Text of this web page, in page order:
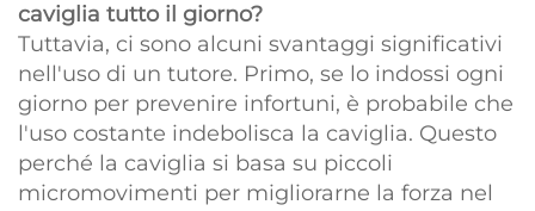
caviglia tutto il giorno?
Tuttavia, ci sono alcuni svantaggi significativi
nell'uso di un tutore. Primo, se lo indossi ogni
giorno per prevenire infortuni, è probabile che
l'uso costante indebolisca la caviglia. Questo
perché la caviglia si basa su piccoli
micromovimenti per migliorarne la forza nel